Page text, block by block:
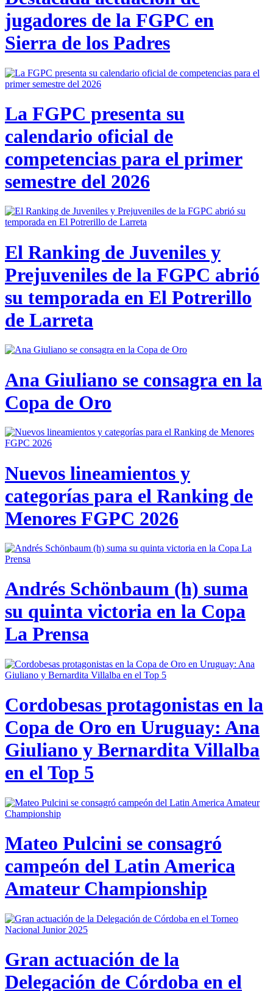
jugadores de la FGPC en
Sierra de los Padres
La FGPC presenta su
calendario oficial de
competencias para el primer
semestre del 2026
El Ranking de Juveniles y
Prejuveniles de la FGPC abrió
su temporada en El Potrerillo
de Larreta
Ana Giuliano se consagra en la
Copa de Oro
Nuevos lineamientos y
categorías para el Ranking de
Menores FGPC 2026
Andrés Schönbaum (h) suma
su quinta victoria en la Copa
La Prensa
Cordobesas protagonistas en la
Copa de Oro en Uruguay: Ana
Giuliano y Bernardita Villalba
en el Top 5
Mateo Pulcini se consagró
campeón del Latin America
Amateur Championship
Gran actuación de la
Delegación de Córdoba en el